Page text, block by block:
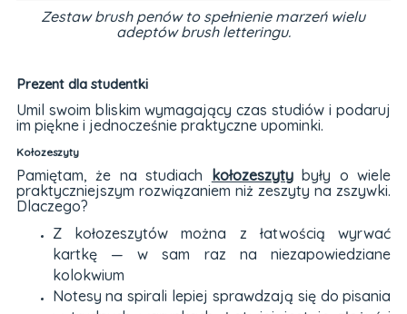
Zestaw brush penów to spełnienie marzeń wielu
adeptów brush letteringu.
Prezent dla studentki
Umil swoim bliskim wymagający czas studiów i podaruj
im piękne i jednocześnie praktyczne upominki.
Kołozeszyty
Pamiętam, że na studiach kołozeszytybyły o wiele
praktyczniejszym rozwiązaniem niż zeszyty na zszywki.
Dlaczego?
Z kołozeszytów można z łatwością wyrwać
kartkę — w sam raz na niezapowiedziane
kolokwium
Notesy na spirali lepiej sprawdzają się do pisania